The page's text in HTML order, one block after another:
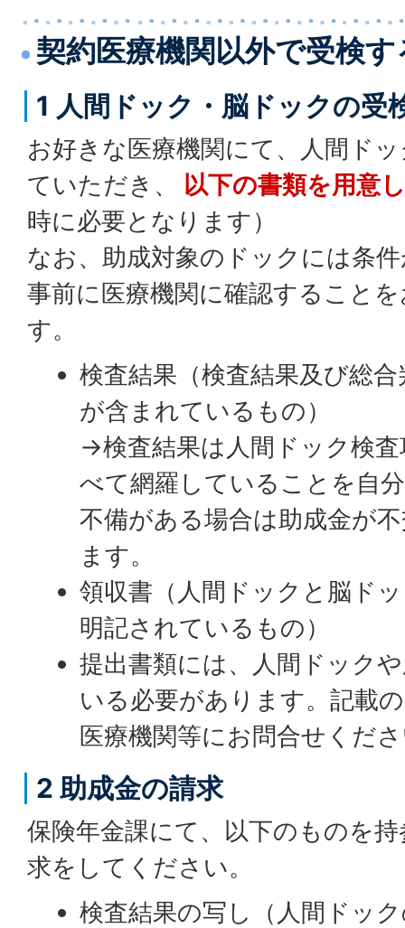
契約医療機関以外で受検
1 人間ドック・脳ドックの受
お好きな医療機関にて、人間ド
ていただき、
以下の書類を用意
時に必要となります）
なお、助成対象のドックには条
事前に医療機関に確認すること
す。
検査結果（検査結果及び総
が含まれているもの）
→検査結果は人間ドック検
べて網羅していることを自
不備がある場合は助成金が
ます。
領収書（人間ドックと脳ド
明記されているもの）
提出書類には、人間ドック
いる必要があります。記載
医療機関等にお問合せくだ
2 助成金の請求
保険年金課にて、以下のものを
求をしてください。
検査結果の写し（人間ドッ